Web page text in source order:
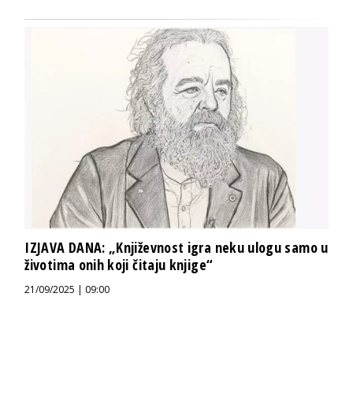
IZJAVA DANA: „Književnost igra neku ulogu samo u
životima onih koji čitaju knjige“
21/09/2025 | 09:00